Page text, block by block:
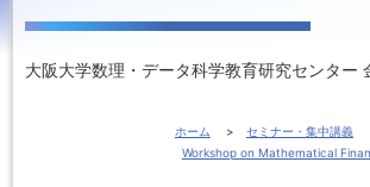
大阪大学数理・データ科学教育研究センター
ホーム セミナー・集中講義
Workshop on Mathematical